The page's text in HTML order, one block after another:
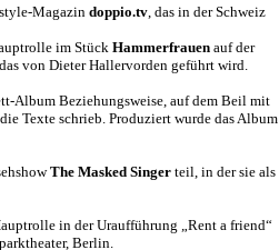
Magazin doppio.tv, das in der Schweiz
im Stück Hammerfrauen auf der
von Dieter Hallervorden geführt wird.
Album Beziehungsweise, auf dem Beil mit
Texte schrieb. Produziert wurde das Album
The Masked Singer teil, in der sie als
in der Uraufführung „Rent a friend“
Berlin.